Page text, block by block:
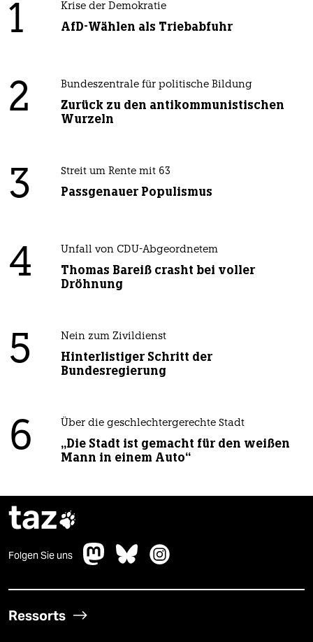
1 Krise der Demokratie
AfD-Wählen als Triebabfuhr
2 Bundeszentrale für politische Bildung
Zurück zu den antikommunistischen
Wurzeln
3 Streit um Rente mit 63
Passgenauer Populismus
4 Unfall von CDU-Abgeordnetem
Thomas Bareiß crasht bei voller
Dröhnung
5 Nein zum Zivildienst
Hinterlistiger Schritt der
Bundesregierung
6 Über die geschlechtergerechte Stadt
„Die Stadt ist gemacht für den weißen
Mann in einem Auto“
taz
Folgen Sie uns
Ressorts